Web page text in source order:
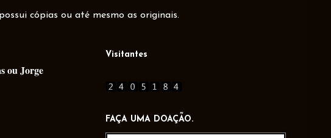
cópias ou até mesmo as originais.
ou Jorge
Visitantes
FAÇA UMA DOAÇÃO.